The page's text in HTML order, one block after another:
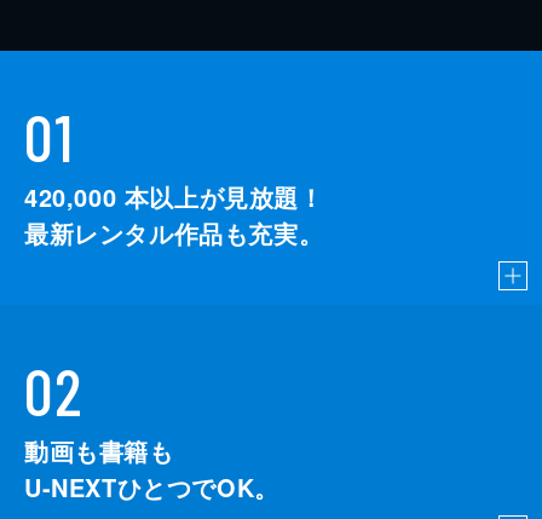
01
420,000 本以上が見放題！
最新レンタル作品も充実。
02
動画も書籍も
U-NEXTひとつでOK。